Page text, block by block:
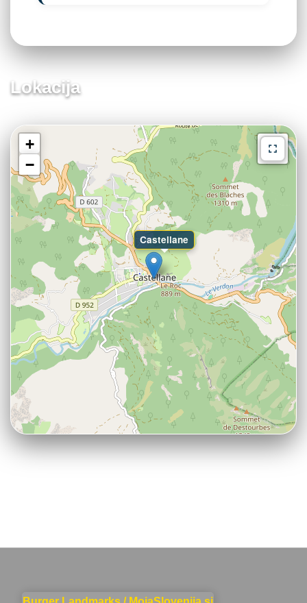
Lokacija
Castellane
+
−